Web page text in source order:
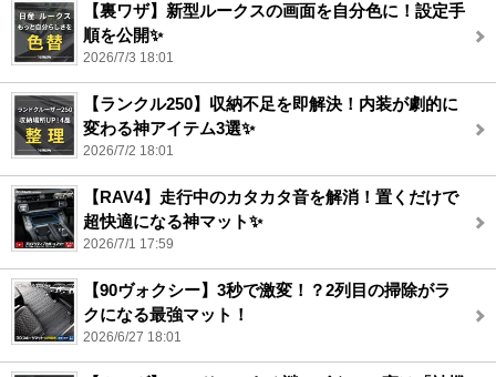
【裏ワザ】新型ルークスの画面を自分色に！設定手
順を公開✨
2026/7/3 18:01
【ランクル250】収納不足を即解決！内装が劇的に
変わる神アイテム3選✨
2026/7/2 18:01
【RAV4】走行中のカタカタ音を解消！置くだけで
超快適になる神マット✨
2026/7/1 17:59
【90ヴォクシー】3秒で激変！？2列目の掃除がラ
クになる最強マット！
2026/6/27 18:01